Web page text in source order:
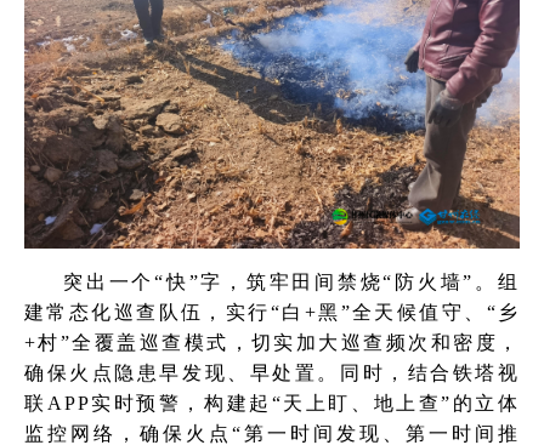
突出一个“快”字，筑牢田间禁烧“防火墙”。组
建常态化巡查队伍，实行“白+黑”全天候值守、“乡
+村”全覆盖巡查模式，切实加大巡查频次和密度，
确保火点隐患早发现、早处置。同时，结合铁塔视
联APP实时预警，构建起“天上盯、地上查”的立体
监控网络，确保火点“第一时间发现、第一时间推